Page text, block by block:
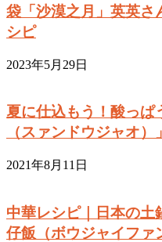
袋「沙漠之月」英英さ
シピ
2023年5月29日
夏に仕込もう！酸っぱ
（スァンドウジャオ
2021年8月11日
中華レシピ｜日本の土
仔飯（ボウジャイファ